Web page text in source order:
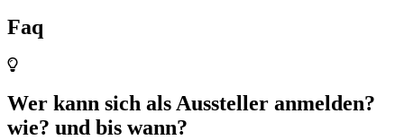
Faq
Wer kann sich als Aussteller anmelden?
wie? und bis wann?